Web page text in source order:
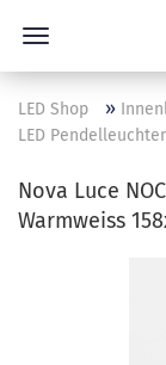
LED Shop »
LED
Nova Luce
Warmweiss